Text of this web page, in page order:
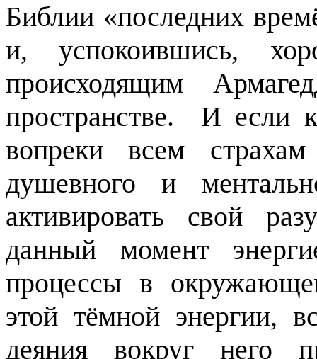
Библии «последних
и, успокоившись,
происходящим
пространстве.
И если
вопреки всем
душевного и
активировать свой
данный момент
процессы в
этой тёмной энергии,
деяния вокруг него